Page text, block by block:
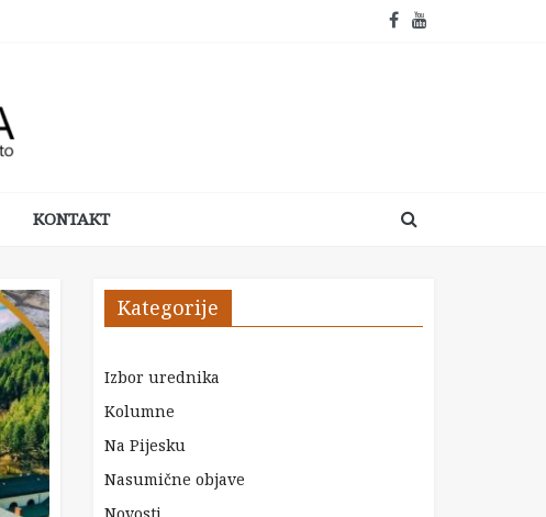
KONTAKT
Kategorije
Izbor urednika
Kolumne
Na Pijesku
Nasumične objave
Novosti